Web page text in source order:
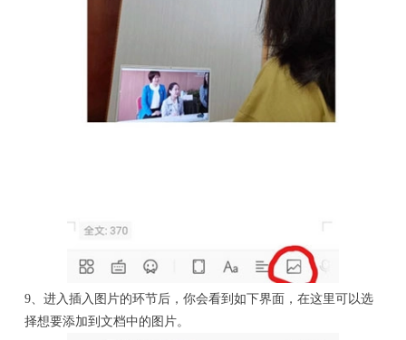
9、进入插入图片的环节后，你会看到如下界面，在这里可以选
择想要添加到文档中的图片。